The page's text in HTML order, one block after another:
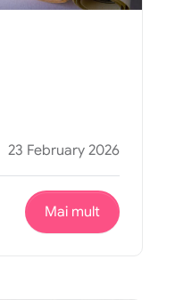
23 February 2026
Mai mult